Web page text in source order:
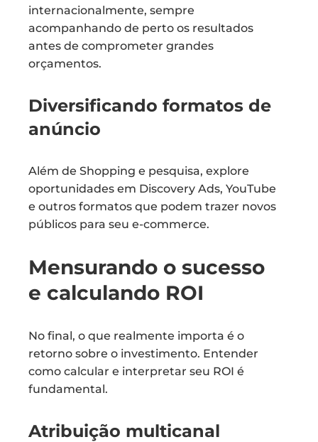
internacionalmente, sempre
acompanhando de perto os resultados
antes de comprometer grandes
orçamentos.
Diversificando formatos de
anúncio
Além de Shopping e pesquisa, explore
oportunidades em Discovery Ads, YouTube
e outros formatos que podem trazer novos
públicos para seu e-commerce.
Mensurando o sucesso
e calculando ROI
No final, o que realmente importa é o
retorno sobre o investimento. Entender
como calcular e interpretar seu ROI é
fundamental.
Atribuição multicanal